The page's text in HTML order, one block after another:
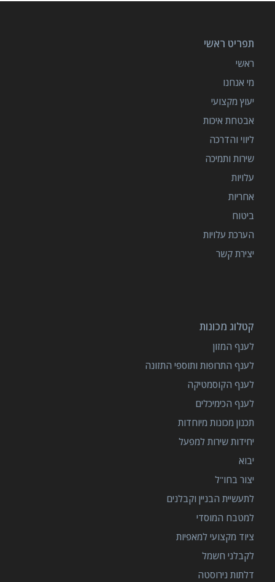
תפריט ראשי
ראשי
מי אנחנו
יעוץ מקצועי
אבטחת איכות
ליווי והדרכה
שירות ותמיכה
עלויות
אחריות
ביטוח
הערכת עלויות
יצירת קשר
קטלוג מכונות
לענף המזון
לענף התרופות ותוספי התזונה
לענף הקוסמטיקה
לענף הכימיכלים
תכנון מכונות מיוחדות
יחידות שירות למפעל
יבוא
יצור בחו"ל
לתעשיית הבניין וקבלנים
למטבח המוסדי
ציוד מקצועי למאפיות
לקבלני חשמל
דלתות נירוסטה